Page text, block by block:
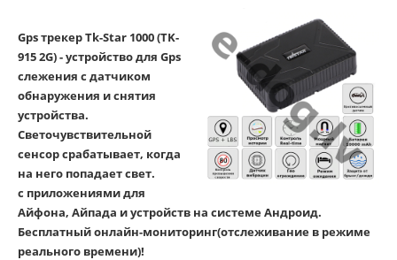
Gps трекер Tk-Star 1000 (TK-
915 2G) - устройство для Gps
слежения с датчиком
обнаружения и снятия
устройства.
Светочувствительной
сенсор срабатывает, когда
на него попадает свет.
с приложениями для
Айфона, Айпада и устройств на системе Андроид.
Бесплатный онлайн-мониторинг(отслеживание в режиме
реального времени)!